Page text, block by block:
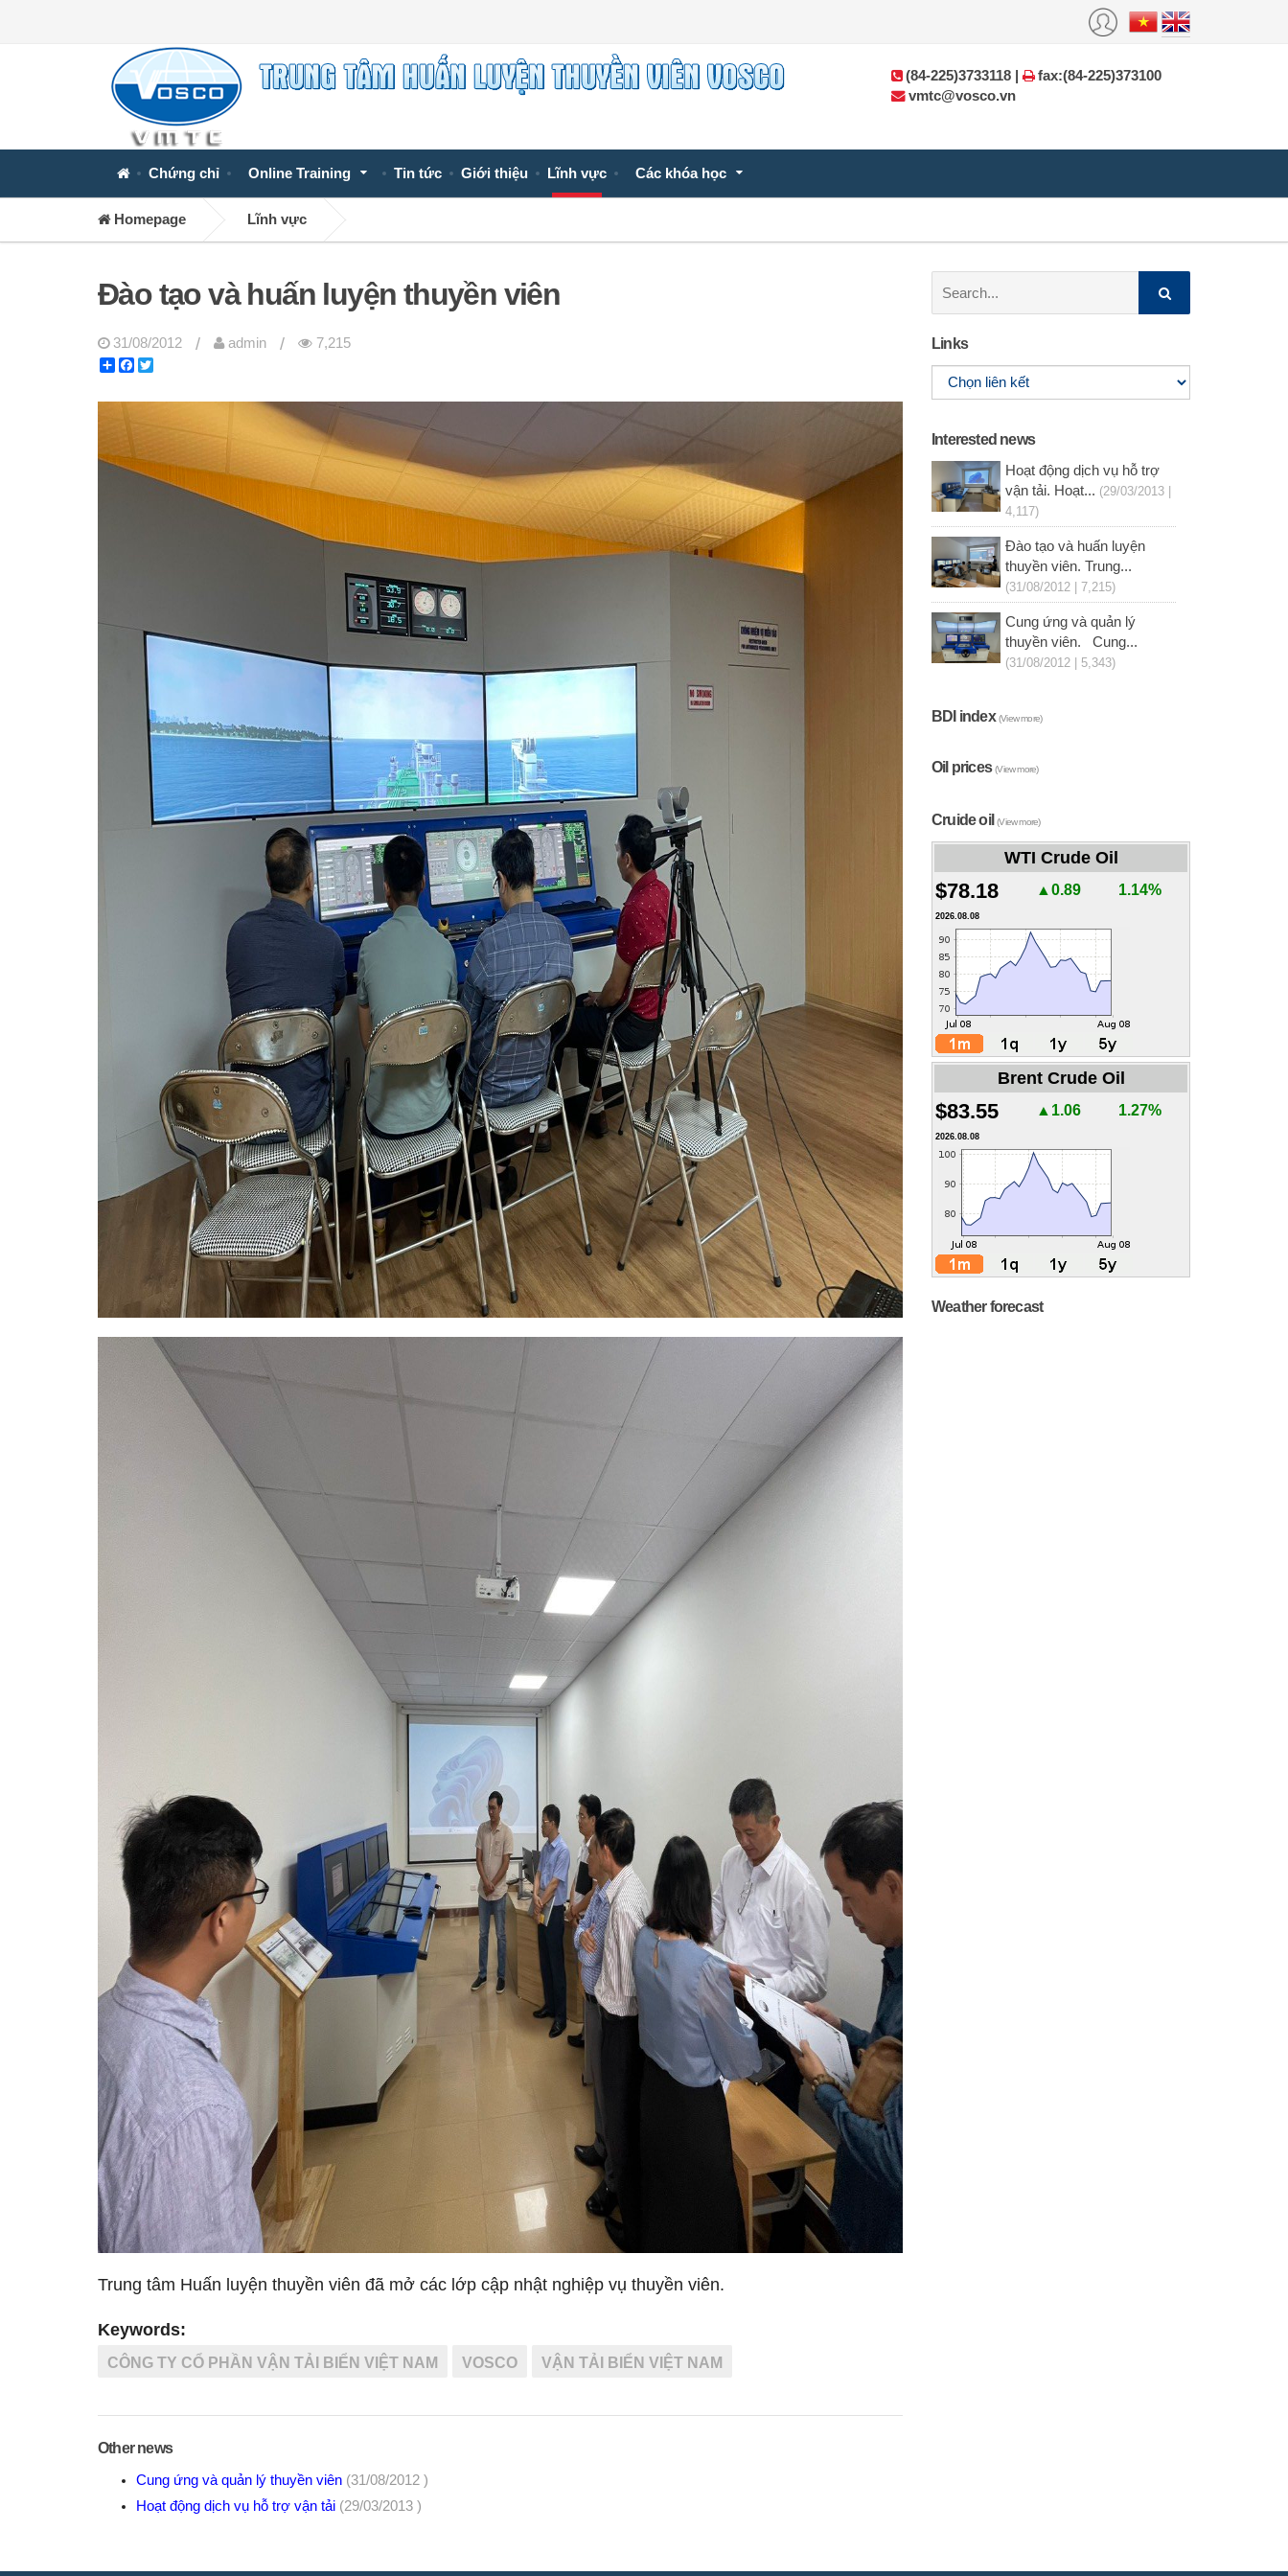
Chứng chỉ Online Training Tin tức Giới thiệu Lĩnh vực Các khóa học
(84-225)3733118 |
fax:(84-225)373100
vmtc@vosco.vn
Homepage Lĩnh vực
Đào tạo và huấn luyện thuyền viên
31/08/2012 / admin /
7,215
ShareFacebook
Trung tâm Huấn luyện thuyền viên đã mở các lớp cập nhật nghiệp vụ thuyền viên.
Keywords:
CÔNG TY CỔ PHẦN VẬN TẢI BIỂN VIỆT NAM VOSCO VẬN TẢI BIỂN VIỆT NAM
Other news
Cung ứng và quản lý thuyền viên (31/08/2012 )
Hoạt động dịch vụ hỗ trợ vận tải (29/03/2013 )
Links
Interested news
Hoạt động dịch vụ hỗ trợ
vận tải. Hoạt... (29/03/2013 |
4,117)
Đào tạo và huấn luyện
thuyền viên. Trung...
(31/08/2012 | 7,215)
Cung ứng và quản lý
thuyền viên. Cung...
(31/08/2012 | 5,343)
BDI index(View more)
Oil prices(View more)
Cruide oil(View more)
WTI Crude Oil
$78.18 ▲0.89 1.14%
2026.08.08
Brent Crude Oil
$83.55 ▲1.06 1.27%
2026.08.08
Weather forecast